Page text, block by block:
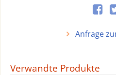
Anfrage
Verwandte Produkte